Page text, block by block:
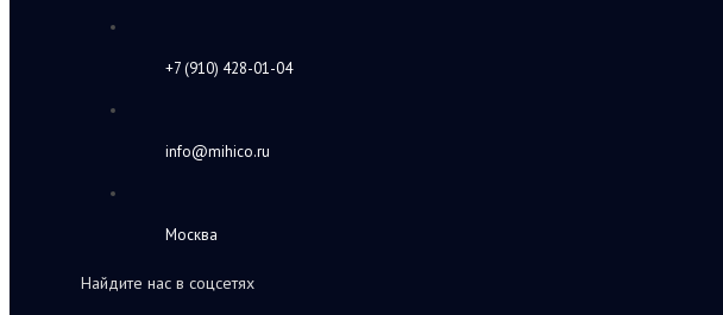
+7 (910) 428-01-04
info@mihico.ru
Москва
Найдите нас в соцсетях